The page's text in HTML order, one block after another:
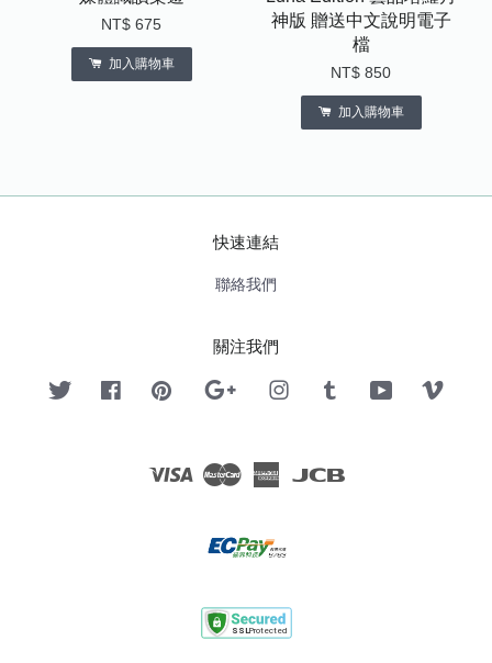
NT$ 675
加入購物車
神版 贈送中文說明電子
檔
NT$ 850
加入購物車
快速連結
聯絡我們
關注我們
Twitter FacebookPinterest Google InstagramTumblr YouTube
Visa Master American